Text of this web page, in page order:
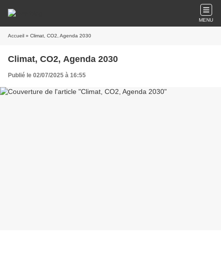
MENU
Accueil » Climat, CO2, Agenda 2030
Climat, CO2, Agenda 2030
Publié le 02/07/2025 à 16:55